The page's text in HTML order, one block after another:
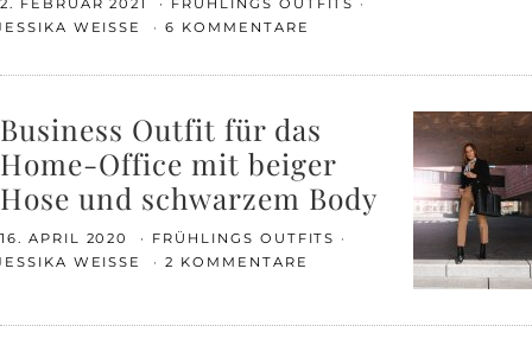
2. FEBRUAR 2021
FRÜHLINGS OUTFITS
WEISSE
6 KOMMENTARE
Business Outfit für das
Home-Office mit beiger
Hose und schwarzem Body
16. APRIL 2020
FRÜHLINGS OUTFITS
WEISSE
2 KOMMENTARE